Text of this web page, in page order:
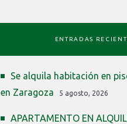
ENTRADAS
Se alquila habitación en
en Zaragoza
5 agosto, 2026
APARTAMENTO EN